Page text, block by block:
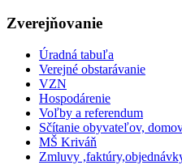
Zverejňovanie
Úradná tabuľa
Verejné obstarávanie
VZN
Hospodárenie
Voľby a referendum
Sčítanie obyvateľov,
MŠ Kriváň
Zmluvy